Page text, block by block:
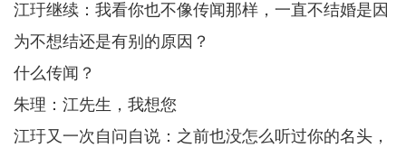
江玗继续：我看你也不像传闻那样，一直不结婚是因
为不想结还是有别的原因？
什么传闻？
朱理：江先生，我想您
江玗又一次自问自说：之前也没怎么听过你的名头，